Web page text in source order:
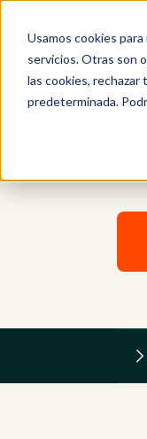
Usamos cookies
servicios. Otras son
las cookies, rechazar
predeterminada.